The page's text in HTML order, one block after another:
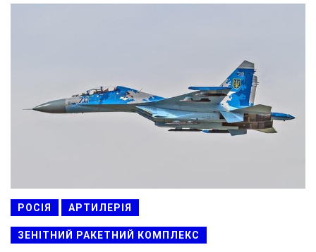
РОСІЯ АРТИЛЕРІЯ
ЗЕНІТНИЙ РАКЕТНИЙ КОМПЛЕКС